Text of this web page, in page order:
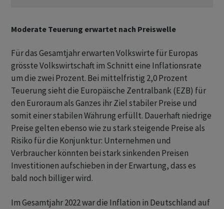
Moderate Teuerung erwartet nach Preiswelle
Für das Gesamtjahr erwarten Volkswirte für Europas
grösste Volkswirtschaft im Schnitt eine Inflationsrate
um die zwei Prozent. Bei mittelfristig 2,0 Prozent
Teuerung sieht die Europäische Zentralbank (EZB) für
den Euroraum als Ganzes ihr Ziel stabiler Preise und
somit einer stabilen Währung erfüllt. Dauerhaft niedrige
Preise gelten ebenso wie zu stark steigende Preise als
Risiko für die Konjunktur: Unternehmen und
Verbraucher könnten bei stark sinkenden Preisen
Investitionen aufschieben in der Erwartung, dass es
bald noch billiger wird.
Im Gesamtjahr 2022 war die Inflation in Deutschland auf